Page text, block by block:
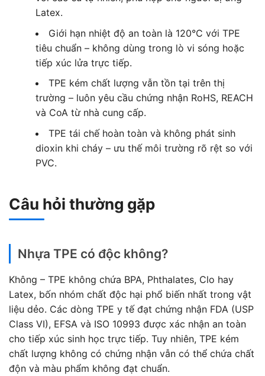
Latex.
Giới hạn nhiệt độ an toàn là 120°C với TPE
tiêu chuẩn – không dùng trong lò vi sóng hoặc
tiếp xúc lửa trực tiếp.
TPE kém chất lượng vẫn tồn tại trên thị
trường – luôn yêu cầu chứng nhận RoHS, REACH
và CoA từ nhà cung cấp.
TPE tái chế hoàn toàn và không phát sinh
dioxin khi cháy – ưu thế môi trường rõ rệt so với
PVC.
Câu hỏi thường gặp
Nhựa TPE có độc không?
Không – TPE không chứa BPA, Phthalates, Clo hay
Latex, bốn nhóm chất độc hại phổ biến nhất trong vật
liệu dẻo. Các dòng TPE y tế đạt chứng nhận FDA (USP
Class VI), EFSA và ISO 10993 được xác nhận an toàn
cho tiếp xúc sinh học trực tiếp. Tuy nhiên, TPE kém
chất lượng không có chứng nhận vẫn có thể chứa chất
độn và màu phẩm không đạt chuẩn.